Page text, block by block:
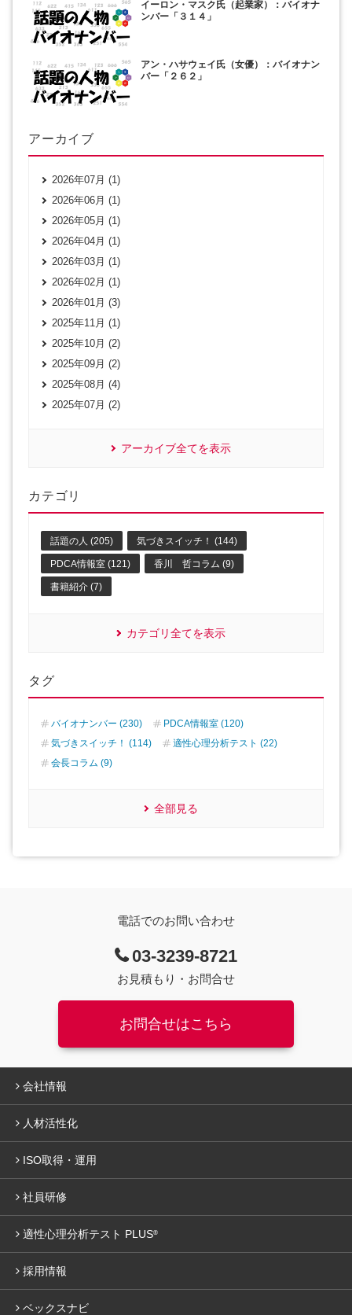
イーロン・マスク氏（起業家）：バイオナ
ンバー「３１４」
アン・ハサウェイ氏（女優）：バイオナン
バー「２６２」
アーカイブ
2026年07月 (1)
2026年06月 (1)
2026年05月 (1)
2026年04月 (1)
2026年03月 (1)
2026年02月 (1)
2026年01月 (3)
2025年11月 (1)
2025年10月 (2)
2025年09月 (2)
2025年08月 (4)
2025年07月 (2)
アーカイブ全てを表示
カテゴリ
話題の人 (205) 気づきスイッチ！ (144)
PDCA情報室 (121) 香川 哲コラム (9)
書籍紹介 (7)
カテゴリ全てを表示
タグ
バイオナンバー (230)
PDCA情報室 (120)
気づきスイッチ！ (114)
適性心理分析テスト (22)
会長コラム (9)
全部見る
電話でのお問い合わせ
03-3239-8721
お見積もり・お問合せ
お問合せはこちら
会社情報
人材活性化
ISO取得・運用
社員研修
適性心理分析テスト PLUS®
採用情報
ベックスナビ